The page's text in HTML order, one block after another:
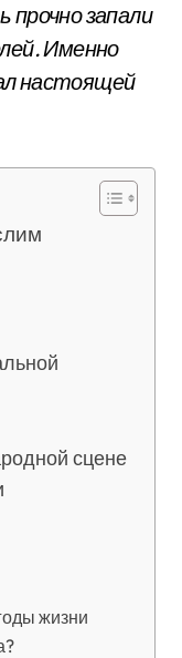
прочно запали
Именно
настоящей
сцене
жизни